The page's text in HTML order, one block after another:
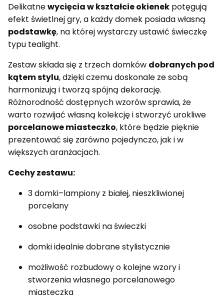
Delikatnewycięcia w kształcie okienek potęgują
efekt świetlnej gry, a każdy domek posiada własną
podstawkę, na której wystarczy ustawić świeczkę
typu tealight.
Zestaw składa się z trzech domków dobranych pod
kątem stylu, dzięki czemu doskonale ze sobą
harmonizują i tworzą spójną dekorację.
Różnorodność dostępnych wzorów sprawia, że
warto rozwijać własną kolekcję i stworzyć urokliwe
porcelanowe miasteczko, które będzie pięknie
prezentować się zarówno pojedynczo, jak i w
większych aranżacjach.
Cechy zestawu:
3 domki–lampiony z białej, nieszkliwionej
porcelany
osobne podstawki na świeczki
domki idealnie dobrane stylistycznie
możliwość rozbudowy o kolejne wzory i
stworzenia własnego porcelanowego
miasteczka